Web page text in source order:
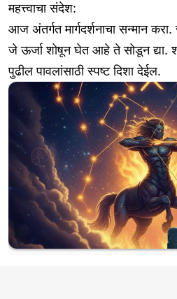
महत्त्वाचा संदेश:
आज अंतर्गत मार्गदर्शनाचा सन्मान
जे ऊर्जा शोषून घेत आहे ते सोडून द्या.
पुढील पावलांसाठी स्पष्ट दिशा देईल.